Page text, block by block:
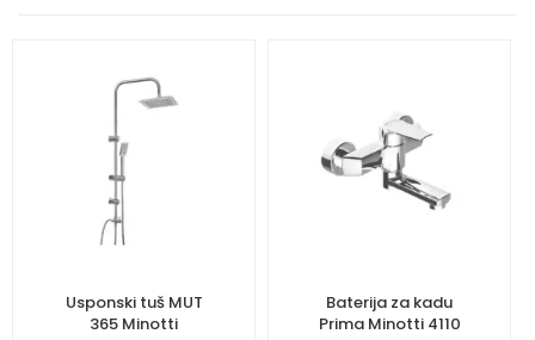
Usponski tuš MUT
365 Minotti
Baterija za kadu
Prima Minotti 4110